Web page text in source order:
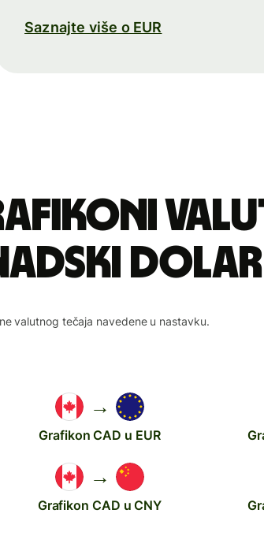
Saznajte više o EUR
dolar
valutnog tečaja navedene u nastavku.
→
Grafikon CAD u EUR
→
Grafikon CAD u CNY